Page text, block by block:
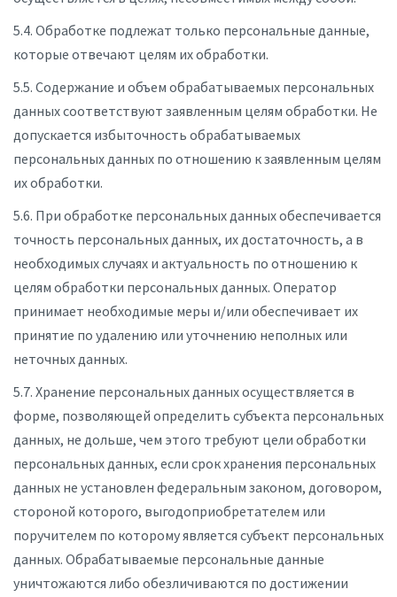
5.4. Обработке подлежат только персональные данные,
которые отвечают целям их обработки.
5.5. Содержание и объем обрабатываемых персональных
данных соответствуют заявленным целям обработки. Не
допускается избыточность обрабатываемых
персональных данных по отношению к заявленным целям
их обработки.
5.6. При обработке персональных данных обеспечивается
точность персональных данных, их достаточность, а в
необходимых случаях и актуальность по отношению к
целям обработки персональных данных. Оператор
принимает необходимые меры и/или обеспечивает их
принятие по удалению или уточнению неполных или
неточных данных.
5.7. Хранение персональных данных осуществляется в
форме, позволяющей определить субъекта персональных
данных, не дольше, чем этого требуют цели обработки
персональных данных, если срок хранения персональных
данных не установлен федеральным законом, договором,
стороной которого, выгодоприобретателем или
поручителем по которому является субъект персональных
данных. Обрабатываемые персональные данные
уничтожаются либо обезличиваются по достижении